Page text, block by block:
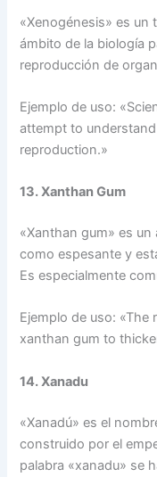
«Xenogénesis» es un
ámbito de la biología
reproducción de
Ejemplo de uso:
attempt to
reproduction.»
13. Xanthan Gum
«Xanthan gum» es
como espesante y
Es especialmente
Ejemplo de uso:
xanthan gum to
14. Xanadu
«Xanadú» es el
construido por el
palabra «xanadu» se